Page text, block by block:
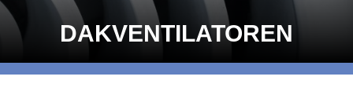
DAKVENTILATOREN